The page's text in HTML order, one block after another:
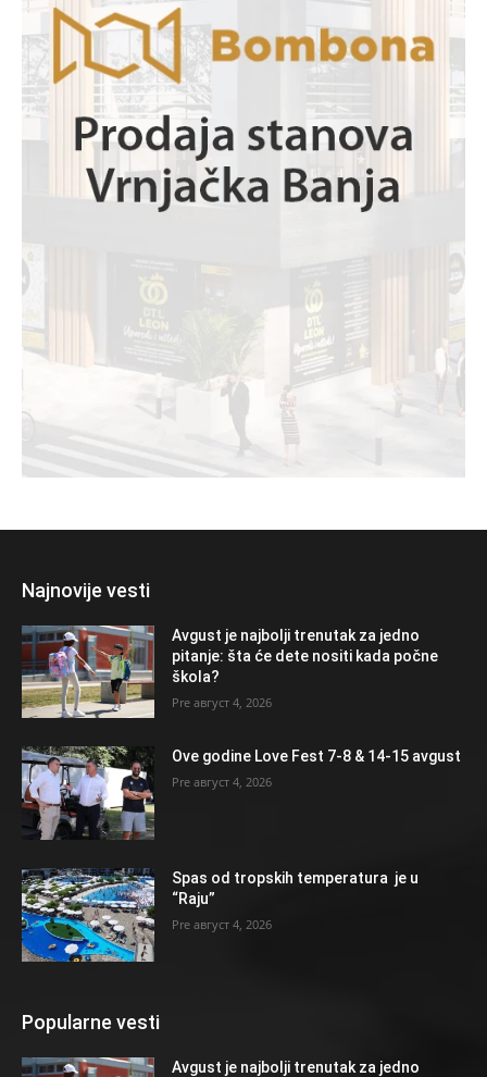
Najnovije vesti
Avgust je najbolji trenutak za jedno
pitanje: šta će dete nositi kada počne
škola?
август 4, 2026
Ove godine Love Fest 7-8 & 14-15 avgust
август 4, 2026
Spas od tropskih temperatura je u
“Raju”
август 4, 2026
Popularne vesti
Avgust je najbolji trenutak za jedno